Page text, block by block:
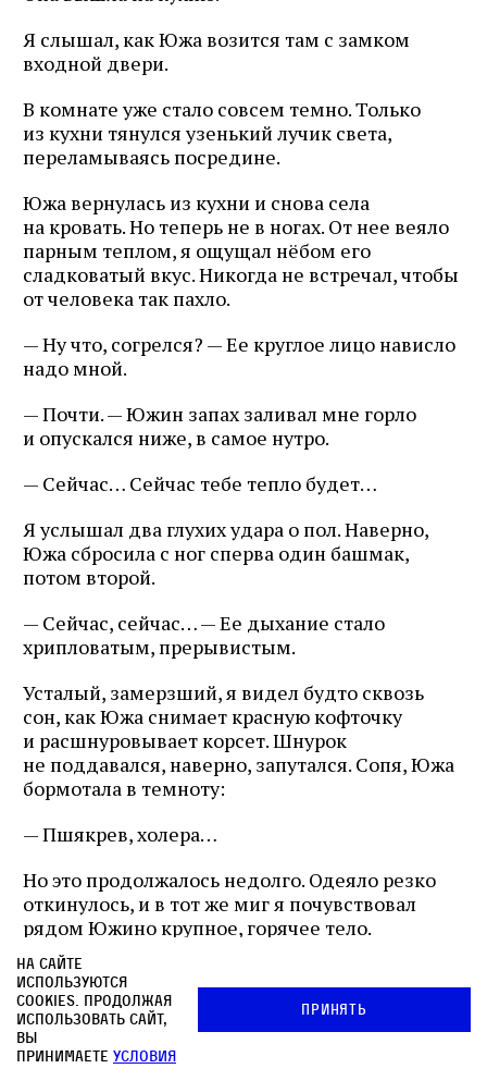
Я слышал, как Южа возится там с замком
входной двери.
В комнате уже стало совсем темно. Только
из кухни тянулся узенький лучик света,
переламываясь посредине.
Южа вернулась из кухни и снова села
на кровать. Но теперь не в ногах. От нее веяло
парным теплом, я ощущал нёбом его
сладковатый вкус. Никогда не встречал, чтобы
от человека так пахло.
— Ну что, согрелся? — Ее круглое лицо нависло
надо мной.
— Почти. — Южин запах заливал мне горло
и опускался ниже, в самое нутро.
— Сейчас… Сейчас тебе тепло будет…
Я услышал два глухих удара о пол. Наверно,
Южа сбросила с ног сперва один башмак,
потом второй.
— Сейчас, сейчас… — Ее дыхание стало
хрипловатым, прерывистым.
Усталый, замерзший, я видел будто сквозь
сон, как Южа снимает красную кофточку
и расшнуровывает корсет. Шнурок
не поддавался, наверно, запутался. Сопя, Южа
бормотала в темноту:
— Пшякрев, холера…
Но это продолжалось недолго. Одеяло резко
откинулось, и в тот же миг я почувствовал
рядом Южино крупное, горячее тело.
У меня дух перехватило. Испуганный,
не понимая, что происходит, я попытался
отодвинуться к стенке.
— Поближе. — Южа не дала отодвинуться,
На сайте
используются
cookies. Продолжая
использовать сайт,
вы
принимаете условия
Принять